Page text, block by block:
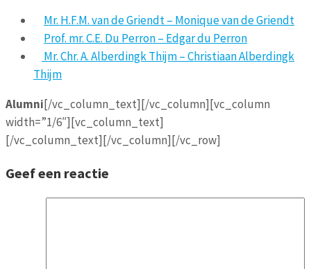
Mr. H.F.M. van de Griendt – Monique van de Griendt
Prof. mr. C.E. Du Perron – Edgar du Perron
Mr. Chr. A. Alberdingk Thijm – Christiaan Alberdingk
Thijm
Alumni[/vc_column_text][/vc_column][vc_column
width=”1/6″][vc_column_text]
[/vc_column_text][/vc_column][/vc_row]
Geef een reactie